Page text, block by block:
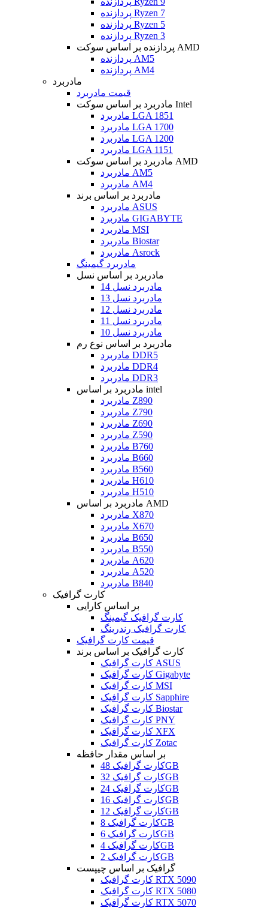
پردازنده Ryzen 7
پردازنده Ryzen 5
پردازنده Ryzen 3
پردازنده بر اساس سوکت AMD
پردازنده AM5
پردازنده AM4
مادربرد
قیمت مادربرد
مادربرد بر اساس سوکت Intel
مادربرد LGA 1851
مادربرد LGA 1700
مادربرد LGA 1200
مادربرد LGA 1151
مادربرد بر اساس سوکت AMD
مادربرد AM5
مادربرد AM4
مادربرد بر اساس برند
مادربرد ASUS
مادربرد GIGABYTE
مادربرد MSI
مادربرد Biostar
مادربرد Asrock
مادربرد گیمینگ
مادربرد بر اساس نسل
مادربرد نسل 14
مادربرد نسل 13
مادربرد نسل 12
مادربرد نسل 11
مادربرد نسل 10
مادربرد بر اساس نوع رم
مادربرد DDR5
مادربرد DDR4
مادربرد DDR3
مادربرد بر اساس intel
مادربرد Z890
مادربرد Z790
مادربرد Z690
مادربرد Z590
مادربرد B760
مادربرد B660
مادربرد B560
مادربرد H610
مادربرد H510
مادربرد بر اساس AMD
مادربرد X870
مادربرد X670
مادربرد B650
مادربرد B550
مادربرد A620
مادربرد A520
مادربرد B840
کارت گرافیک
بر اساس کارایی
کارت گرافیک گیمینگ
کارت گرافیک رندرینگ
قیمت کارت گرافیک
کارت گرافیک بر اساس برند
کارت گرافیک ASUS
کارت گرافیک Gigabyte
کارت گرافیک MSI
کارت گرافیک Sapphire
کارت گرافیک Biostar
کارت گرافیک PNY
کارت گرافیک XFX
کارت گرافیک Zotac
بر اساس مقدار حافظه
کارت گرافیک 48GB
کارت گرافیک 32GB
کارت گرافیک 24GB
کارت گرافیک 16GB
کارت گرافیک 12GB
کارت گرافیک 8GB
کارت گرافیک 6GB
کارت گرافیک 4GB
کارت گرافیک 2GB
گرافیک بر اساس چیپست
کارت گرافیک RTX 5090
کارت گرافیک RTX 5080
کارت گرافیک RTX 5070